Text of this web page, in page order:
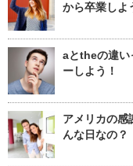
から卒業しよ
aとtheの違い
ーしよう！
アメリカの感
んな日なの？